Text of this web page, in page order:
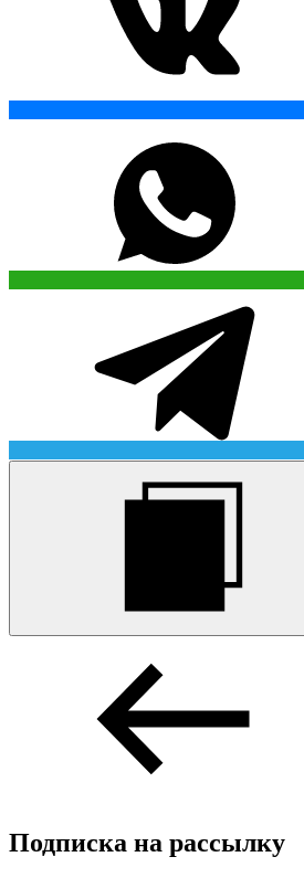
Подписка на рассылку